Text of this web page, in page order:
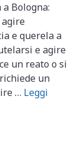
Bologna:
e querela a
e agire
un reato o si
un
… Leggi